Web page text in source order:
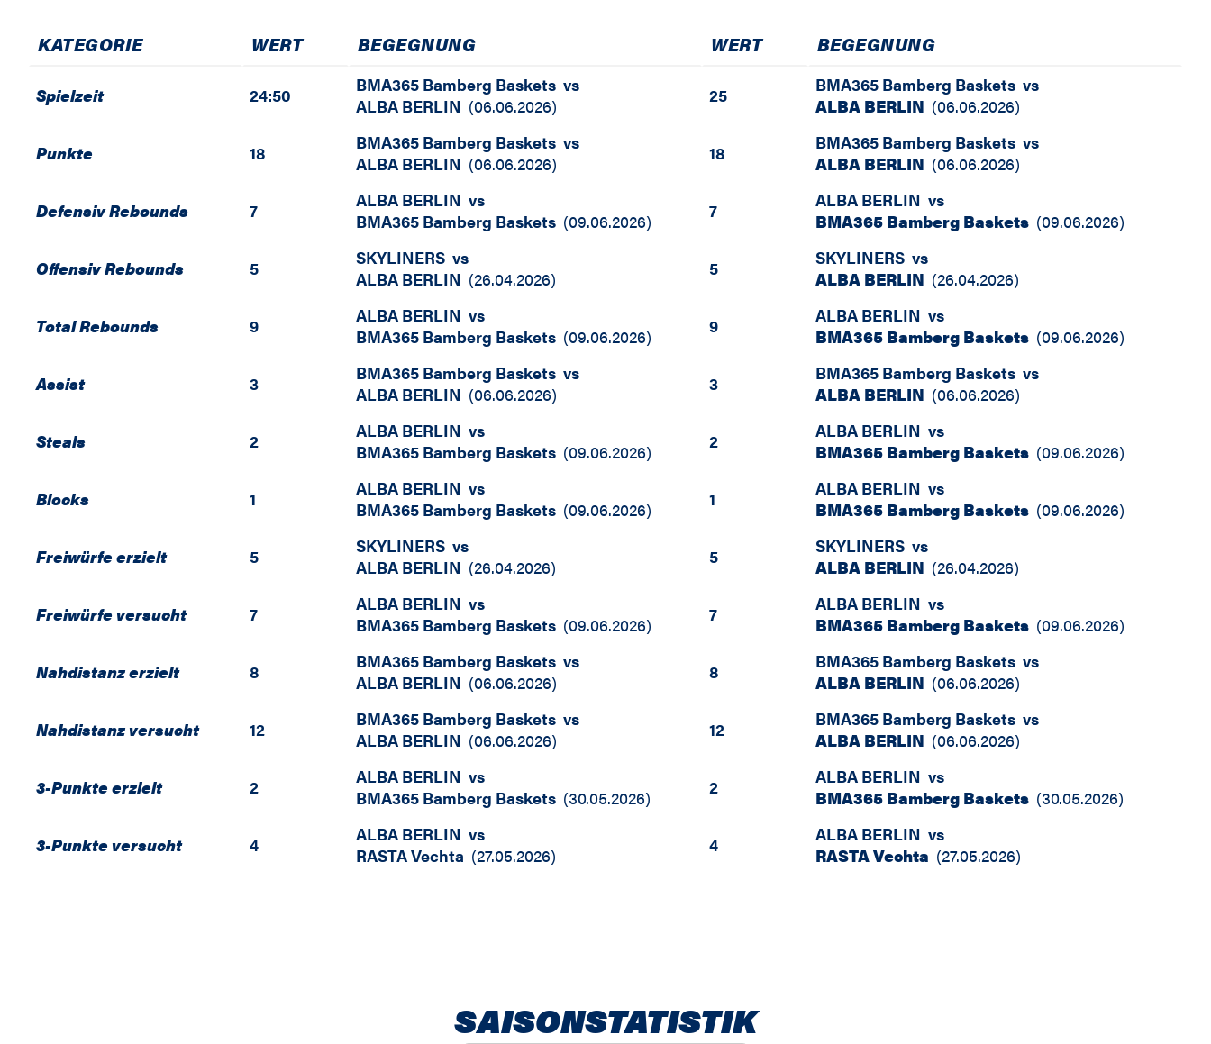
KATEGORIE WERT BEGEGNUNG WERT BEGEGNUNG
Spielzeit 24:50 BMA365 Bamberg Baskets vs
ALBA BERLIN (06.06.2026) 25 BMA365 Bamberg Baskets vs
ALBA BERLIN (06.06.2026)
Punkte 18 BMA365 Bamberg Baskets vs
ALBA BERLIN (06.06.2026) 18 BMA365 Bamberg Baskets vs
ALBA BERLIN (06.06.2026)
Defensiv Rebounds 7 ALBA BERLIN vs
BMA365 Bamberg Baskets (09.06.2026) 7 ALBA BERLIN vs
BMA365 Bamberg Baskets (09.06.2026)
Offensiv Rebounds 5 SKYLINERS vs
ALBA BERLIN (26.04.2026) 5 SKYLINERS vs
ALBA BERLIN (26.04.2026)
Total Rebounds 9 ALBA BERLIN vs
BMA365 Bamberg Baskets (09.06.2026) 9 ALBA BERLIN vs
BMA365 Bamberg Baskets (09.06.2026)
Assist 3 BMA365 Bamberg Baskets vs
ALBA BERLIN (06.06.2026) 3 BMA365 Bamberg Baskets vs
ALBA BERLIN (06.06.2026)
Steals 2 ALBA BERLIN vs
BMA365 Bamberg Baskets (09.06.2026) 2 ALBA BERLIN vs
BMA365 Bamberg Baskets (09.06.2026)
Blocks 1 ALBA BERLIN vs
BMA365 Bamberg Baskets (09.06.2026) 1 ALBA BERLIN vs
BMA365 Bamberg Baskets (09.06.2026)
Freiwürfe erzielt 5 SKYLINERS vs
ALBA BERLIN (26.04.2026) 5 SKYLINERS vs
ALBA BERLIN (26.04.2026)
Freiwürfe versucht 7 ALBA BERLIN vs
BMA365 Bamberg Baskets (09.06.2026) 7 ALBA BERLIN vs
BMA365 Bamberg Baskets (09.06.2026)
Nahdistanz erzielt 8 BMA365 Bamberg Baskets vs
ALBA BERLIN (06.06.2026) 8 BMA365 Bamberg Baskets vs
ALBA BERLIN (06.06.2026)
Nahdistanz versucht 12 BMA365 Bamberg Baskets vs
ALBA BERLIN (06.06.2026) 12 BMA365 Bamberg Baskets vs
ALBA BERLIN (06.06.2026)
3-Punkte erzielt 2 ALBA BERLIN vs
BMA365 Bamberg Baskets (30.05.2026) 2 ALBA BERLIN vs
BMA365 Bamberg Baskets (30.05.2026)
3-Punkte versucht 4 ALBA BERLIN vs
RASTA Vechta (27.05.2026) 4 ALBA BERLIN vs
RASTA Vechta (27.05.2026)
SAISONSTATISTIK